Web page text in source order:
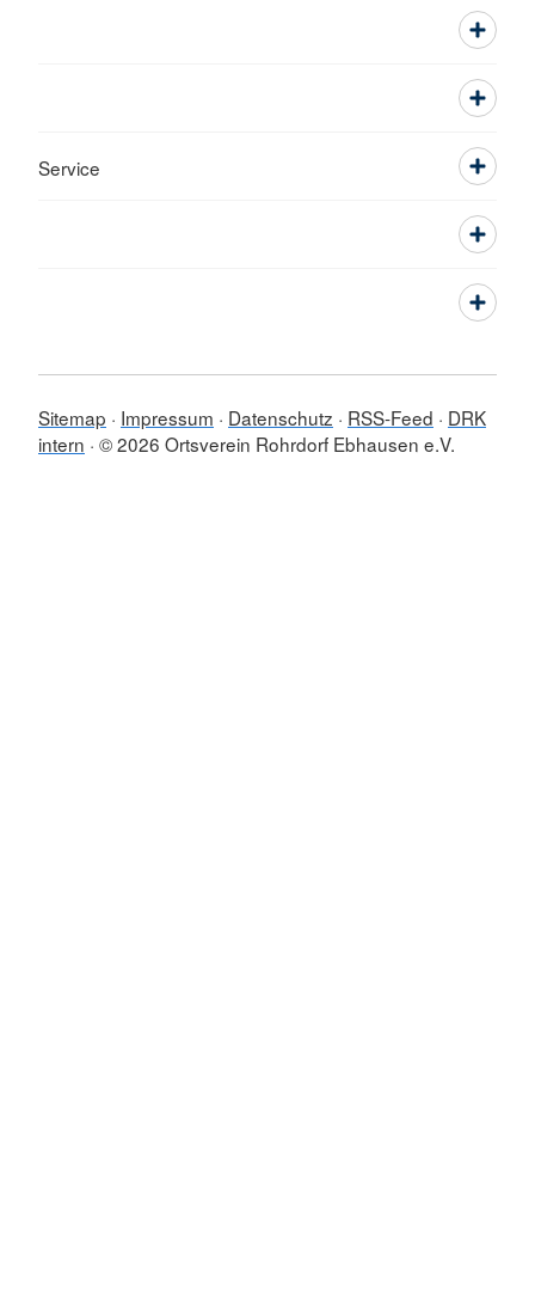
Service
Sitemap Impressum Datenschutz RSS-Feed
DRK
intern © 2026 Ortsverein Rohrdorf Ebhausen e.V.